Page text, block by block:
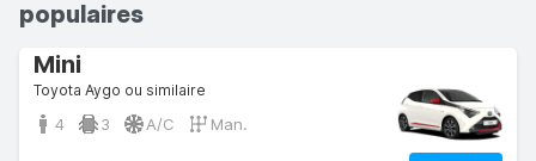
populaires
Mini
Toyota Aygo ou similaire
4 3 A/C Man.